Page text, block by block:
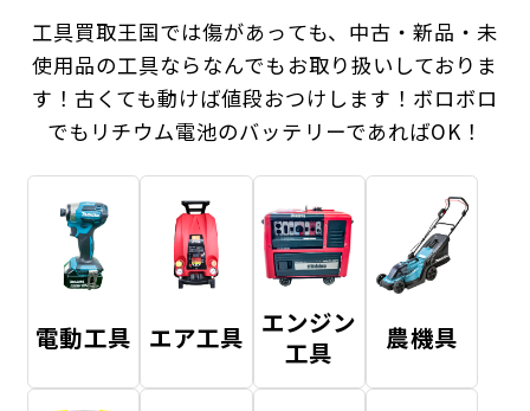
工具買取王国では傷があっても、中古・新品・未
使用品の工具ならなんでもお取り扱いしておりま
す！ 古くても動けば値段おつけします！ボロボロ
でもリチウム電池のバッテリーであればOK！
電動工具 エア工具 エンジン
工具
農機具